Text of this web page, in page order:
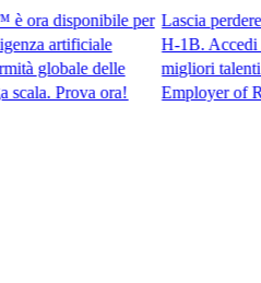
disponibile per
artificiale
globale delle
Prova ora!​​
Lascia perdere il
H-1B. Accedi ai
migliori talenti
Employer of